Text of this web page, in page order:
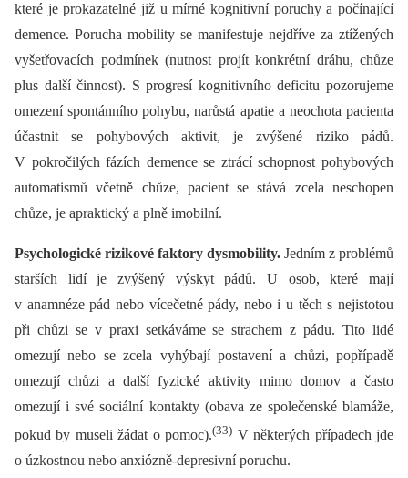
které je prokazatelné již u mírné kognitivní poruchy a počínající
demence. Porucha mobility se manifestuje nejdříve za ztížených
vyšetřovacích podmínek (nutnost projít konkrétní dráhu, chůze
plus další činnost). S progresí kognitivního deficitu pozorujeme
omezení spontánního pohybu, narůstá apatie a neochota pacienta
účastnit se pohybových aktivit, je zvýšené riziko pádů.
V pokročilých fázích demence se ztrácí schopnost pohybových
automatismů včetně chůze, pacient se stává zcela neschopen
chůze, je apraktický a plně imobilní.
Psychologické rizikové faktory dysmobility. Jedním z problémů
starších lidí je zvýšený výskyt pádů. U osob, které mají
v anamnéze pád nebo vícečetné pády, nebo i u těch s nejistotou
při chůzi se v praxi setkáváme se strachem z pádu. Tito lidé
omezují nebo se zcela vyhýbají postavení a chůzi, popřípadě
omezují chůzi a další fyzické aktivity mimo domov a často
omezují i své sociální kontakty (obava ze společenské blamáže,
pokud by museli žádat o pomoc).(33) V některých případech jde
o úzkostnou nebo anxiózně-depresivní poruchu.